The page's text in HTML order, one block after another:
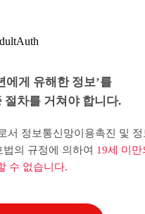
에게 유해한 정보’를
절차를 거쳐야 합니다.
서 정보통신망이용촉진 및 정
의 규정에 의하여 19세 미만
수 없습니다.